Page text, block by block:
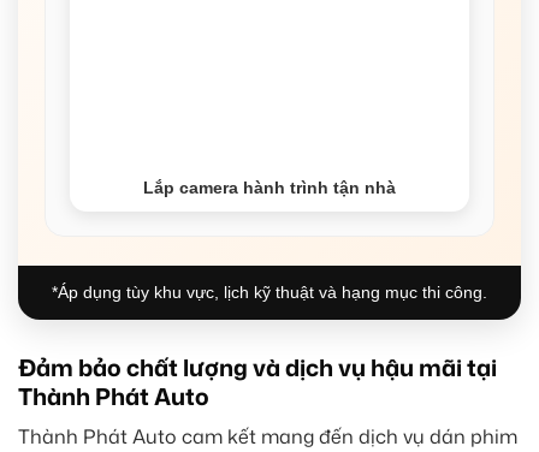
Lắp camera hành trình tận nhà
*Áp dụng tùy khu vực, lịch kỹ thuật và hạng mục thi công.
Đảm bảo chất lượng và dịch vụ hậu mãi tại
Thành Phát Auto
Thành Phát Auto cam kết mang đến dịch vụ dán phim